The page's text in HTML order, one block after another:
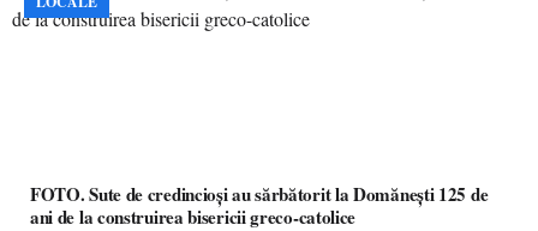
FOTO. Sute de credincioși au sărbătorit la Domănești 125 de
ani de la construirea bisericii greco-catolice